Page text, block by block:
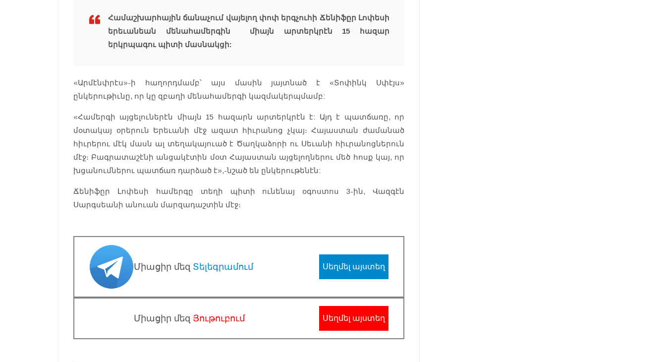
Համաշխարհային ճանաչում վայելող փոփ երգչուհի Ճենիֆըր Լոփեսի
երեւանեան մենահամերգին միայն արտերկրէն 15 հազար
երկրպագու պիտի մասնակցի:
«Արմէնփրէս»-ի հաղորդմամբ՝ այս մասին յայտնած է «Տոփինկ Սփէյս»
ընկերութիւնը, որ կը զբաղի մենահամերգի կազմակերպմամբ:
«Համերգի այցելուներէն միայն 15 հազարն արտերկրէն է: Այդ է պատճառը, որ
մօտակայ օրերուն Երեւանի մէջ ազատ հիւրանոց չկայ։ Հայաստան ժամանած
հիւրերու մէկ մասն ալ տեղակայուած է Ծաղկաձորի ու Սեւանի հիւրանոցներուն
մէջ։ Բագրատաշէնի անցակէտին մօտ Հայաստան այցելողներու մեծ հոսք կայ, որ
խցանումներու պատճառ դարձած է»,-նշած են ընկերութենէն:
Ճենիֆըր Լոփեսի համերգը տեղի պիտի ունենայ օգոստոս 3-ին, Վազգէն
Սարգսեանի անուան մարզադաշտին մէջ։
Միացիր մեզ Տելեգրամում Սեղմել այստեղ
Միացիր մեզ Յութուբում Սեղմել այստեղ